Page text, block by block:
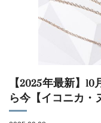
【2025年最新】
ら今【イコニカ・